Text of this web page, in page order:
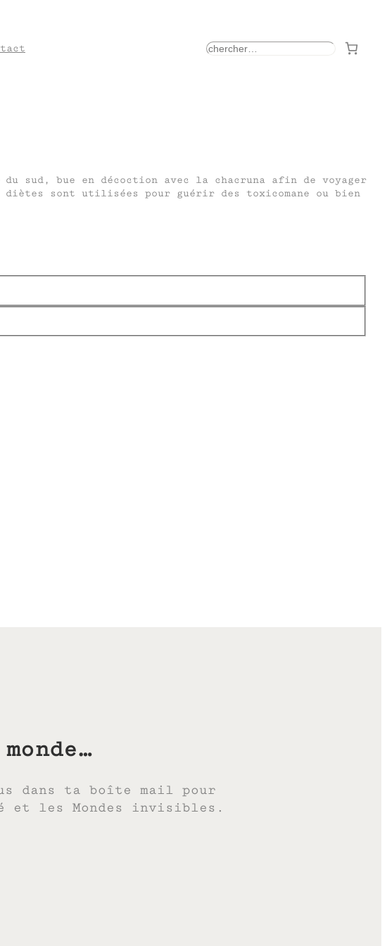
rechercher
sud, bue en décoction avec la chacruna afin de voyager
sont utilisées pour guérir des toxicomane ou bien
dans ta boîte mail pour
et les Mondes invisibles.